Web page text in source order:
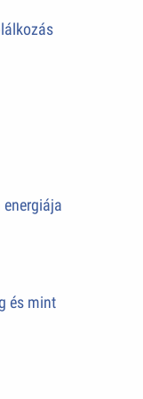
energiája
és mint